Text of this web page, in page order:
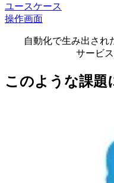
ユースケース
操作画面
自動化で生み出され
サービ
このような課題